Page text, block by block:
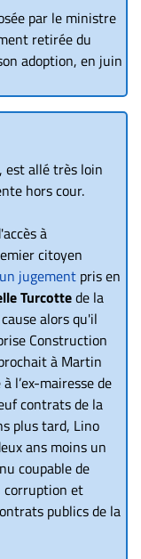
par le ministre
retirée du
adoption, en juin
, est allé très loin
hors cour.
à
citoyen
jugement pris en
Turcottede la
alors qu'il
Construction
à Martin
l’ex-mairesse de
contrats de la
plus tard, Lino
ans moins un
coupable de
corruption et
publics de la